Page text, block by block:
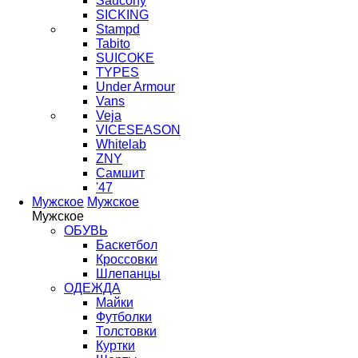
SICKING
Stampd
Tabito
SUICOKE
TYPES
Under Armour
Vans
Veja
VICESEASON
Whitelab
ZNY
Самшит
'47
Мужское Мужское
Мужское
ОБУВЬ
Баскетбол
Кроссовки
Шлепанцы
ОДЕЖДА
Майки
Футболки
Толстовки
Куртки